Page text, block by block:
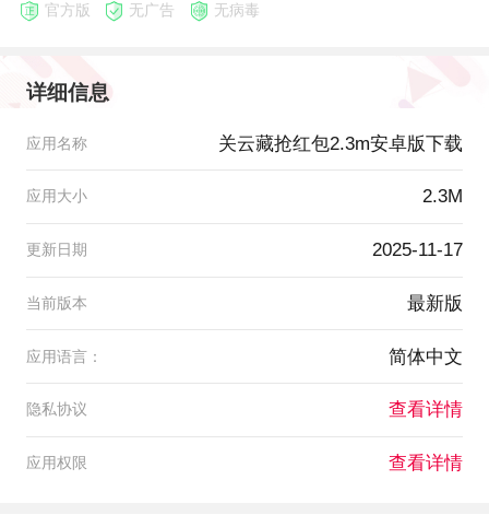
官方版 无广告 无病毒
详细信息
应用名称 关云藏抢红包2.3m安卓版下载
应用大小 2.3M
更新日期 2025-11-17
当前版本 最新版
应用语言： 简体中文
隐私协议 查看详情
应用权限 查看详情